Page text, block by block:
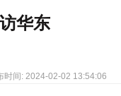
华东
时间: 2024-02-02 13:54:06